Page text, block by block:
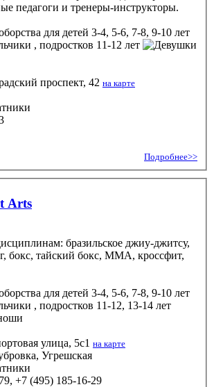
педагоги и тренеры-инструкторы.
для детей 3-4, 5-6, 7-8, 9-10 лет
, подростков 11-12 лет
проспект, 42 на карте
Подробнее>>
Arts
бразильское джиу-джитсу,
бокс, тайский бокс, ММА, кроссфит,
для детей 3-4, 5-6, 7-8, 9-10 лет
, подростков 11-12, 13-14 лет
улица, 5с1 на карте
Угрешская
+7 (495) 185-16-29